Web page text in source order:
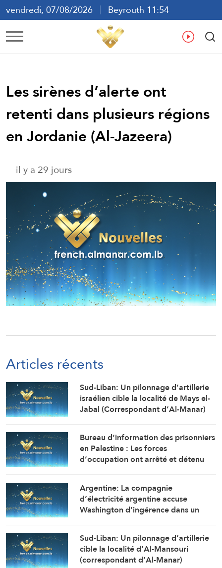
vendredi, 07/08/2026
Beyrouth 11:54
ع
Les sirènes d’alerte ont
retenti dans plusieurs régions
en Jordanie (Al-Jazeera)
il y a 29 jours
Articles récents
Sud-Liban: Un pilonnage d’artillerie
israélien cible la localité de Mays el-
Jabal (Correspondant d’Al-Manar)
Bureau d’information des prisonniers
en Palestine : Les forces
d’occupation ont arrêté et détenu
de détention et d’interrogatoire
après avoir libéré la majorité des
détenus.
Argentine: La compagnie
d’électricité argentine accuse
Washington d’ingérence dans un
Sud-Liban: Un pilonnage d’artillerie
cible la localité d’Al-Mansouri
(correspondant d’Al-Manar)